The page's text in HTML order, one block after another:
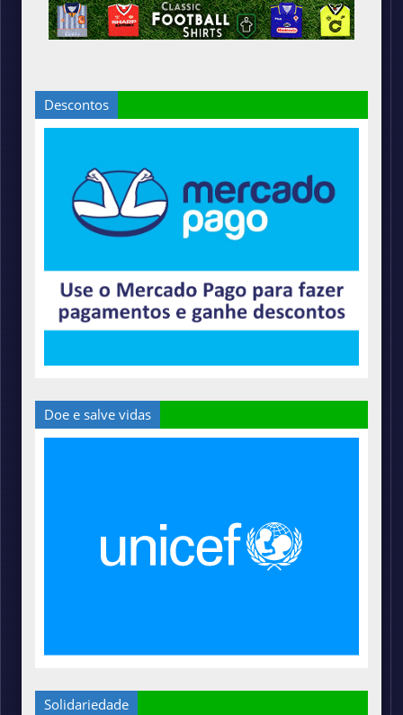
Descontos
Doe e salve vidas
Solidariedade